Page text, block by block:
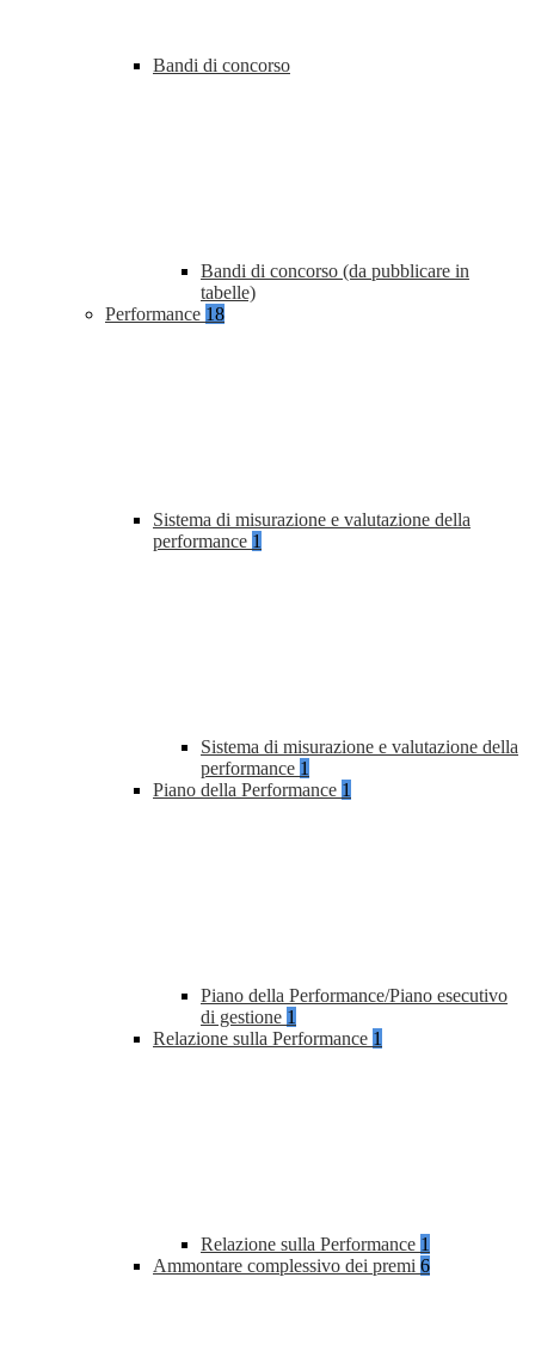
Bandi di concorso
Bandi di concorso (da pubblicare in
tabelle)
Performance 18
Sistema di misurazione e valutazione della
performance 1
Sistema di misurazione e valutazione della
performance 1
Piano della Performance 1
Piano della Performance/Piano esecutivo
di gestione 1
Relazione sulla Performance 1
Relazione sulla Performance 1
Ammontare complessivo dei premi 6